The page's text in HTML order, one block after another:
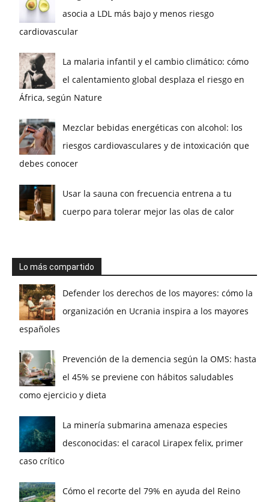
asocia a LDL más bajo y menos riesgo
cardiovascular
La malaria infantil y el cambio climático: cómo
el calentamiento global desplaza el riesgo en
África, según Nature
Mezclar bebidas energéticas con alcohol: los
riesgos cardiovasculares y de intoxicación que
debes conocer
Usar la sauna con frecuencia entrena a tu
cuerpo para tolerar mejor las olas de calor
Lo más compartido
Defender los derechos de los mayores: cómo la
organización en Ucrania inspira a los mayores
españoles
Prevención de la demencia según la OMS: hasta
el 45% se previene con hábitos saludables
como ejercicio y dieta
La minería submarina amenaza especies
desconocidas: el caracol Lirapex felix, primer
caso crítico
Cómo el recorte del 79% en ayuda del Reino